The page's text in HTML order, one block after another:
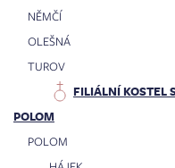
NĚMČÍ
OLEŠNÁ
TUROV
FILIÁLNÍ KOSTEL
POLOM
POLOM